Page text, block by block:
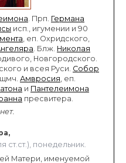
. Прп. Германа
исп., игумении и 90
, еп. Охридского,
. Блж. Николая
Новгородского.
и всея Руси. Собор
Амвросия, еп.
и Пантелеимона
пресвитера.
ст.ст.), понедельник.
Матери, именуемой